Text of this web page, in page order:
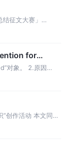
征文大赛」
但偏离位置，而且
for
对象。 2.原因
的命名开头
创作活动 本文同时
励金 附上上一次